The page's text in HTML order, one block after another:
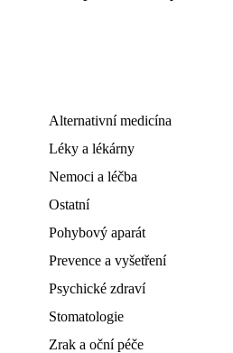
Alternativní medicína
Léky a lékárny
Nemoci a léčba
Ostatní
Pohybový aparát
Prevence a vyšetření
Psychické zdraví
Stomatologie
Zrak a oční péče